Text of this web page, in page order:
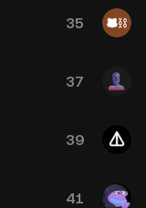
35
37
39
41